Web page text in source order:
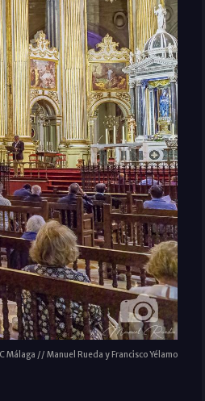
Málaga // Manuel Rueda y Francisco Yélamo